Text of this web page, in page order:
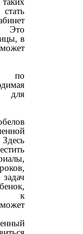
Это
в
по
к